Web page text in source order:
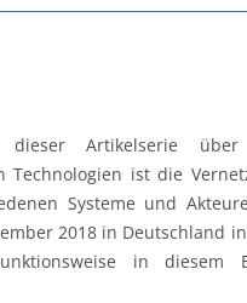
Artikelserie
ist die
Systeme und
2018 in Deutschland
in diesem